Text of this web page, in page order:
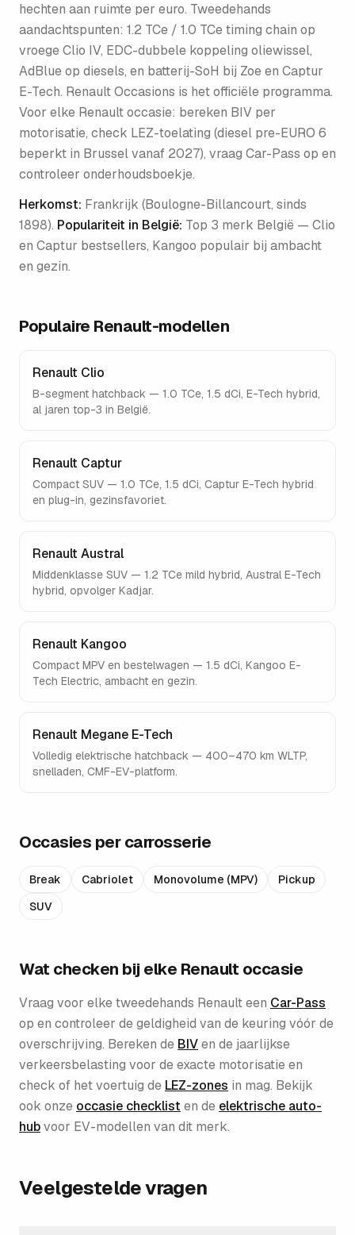
hechten aan ruimte per euro. Tweedehands
aandachtspunten: 1.2 TCe / 1.0 TCe timing chain op
vroege Clio IV, EDC-dubbele koppeling oliewissel,
AdBlue op diesels, en batterij-SoH bij Zoe en Captur
E-Tech. Renault Occasions is het officiële programma.
Voor elke Renault occasie: bereken BIV per
motorisatie, check LEZ-toelating (diesel pre-EURO 6
beperkt in Brussel vanaf 2027), vraag Car-Pass op en
controleer onderhoudsboekje.
Herkomst: Frankrijk (Boulogne-Billancourt, sinds
1898). Populariteit in België: Top 3 merk België — Clio
en Captur bestsellers, Kangoo populair bij ambacht
en gezin.
Populaire Renault-modellen
Renault Clio
B-segment hatchback — 1.0 TCe, 1.5 dCi, E-Tech hybrid,
al jaren top-3 in België.
Renault Captur
Compact SUV — 1.0 TCe, 1.5 dCi, Captur E-Tech hybrid
en plug-in, gezinsfavoriet.
Renault Austral
Middenklasse SUV — 1.2 TCe mild hybrid, Austral E-Tech
hybrid, opvolger Kadjar.
Renault Kangoo
Compact MPV en bestelwagen — 1.5 dCi, Kangoo E-
Tech Electric, ambacht en gezin.
Renault Megane E-Tech
Volledig elektrische hatchback — 400–470 km WLTP,
snelladen, CMF-EV-platform.
Occasies per carrosserie
Break Cabriolet Monovolume (MPV)
Pickup
SUV
Wat checken bij elke Renault occasie
Vraag voor elke tweedehands Renaulteen Car-Pass
op en controleer de geldigheid van de keuring vóór de
overschrijving. Bereken de BIVen de jaarlijkse
verkeersbelasting voor de exacte motorisatie en
check of het voertuig de LEZ-zones in mag. Bekijk
ook onze occasie checklist en de elektrische auto-
hubvoor EV-modellen van dit merk.
Veelgestelde vragen